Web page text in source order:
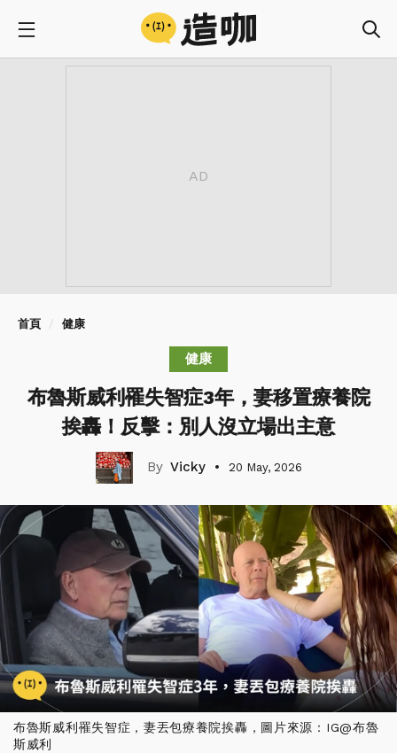
首頁 健康
健康
布魯斯威利罹失智症3年，妻移置療養院
挨轟！反擊：別人沒立場出主意
Vicky 20 May, 2026
布魯斯威利罹失智症，妻丟包療養院挨轟，圖片來源：IG@布魯
斯威利